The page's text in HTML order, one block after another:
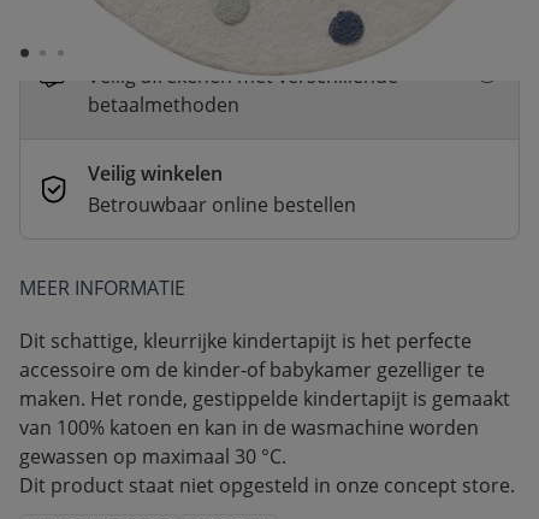
Betaal nu of in 3 delen
Veilig afrekenen met verschillende
betaalmethoden
Veilig winkelen
Betrouwbaar online bestellen
MEER INFORMATIE
Dit schattige, kleurrijke kindertapijt is het perfecte
accessoire om de kinder-of babykamer gezelliger te
maken. Het ronde, gestippelde kindertapijt is gemaakt
van 100% katoen en kan in de wasmachine worden
gewassen op maximaal 30 °C.
Dit product staat niet opgesteld in onze concept store.